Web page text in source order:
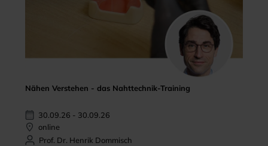
Nähen Verstehen - das Nahttechnik-Training
30.09.26 - 30.09.26
online
Prof. Dr. Henrik Dommisch